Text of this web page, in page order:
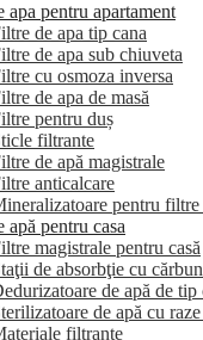
apa pentru apartament
de apa tip cana
de apa sub chiuveta
cu osmoza inversa
de apa de masă
pentru duș
filtrante
de apă magistrale
anticalcare
pentru filtre
apă pentru casa
magistrale pentru casă
de absorbţie cu
de apă de tip
de apă cu
filtrante